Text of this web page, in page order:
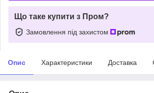
Що таке купити з Пром?
Замовлення під захистом
Опис Характеристики Доставка